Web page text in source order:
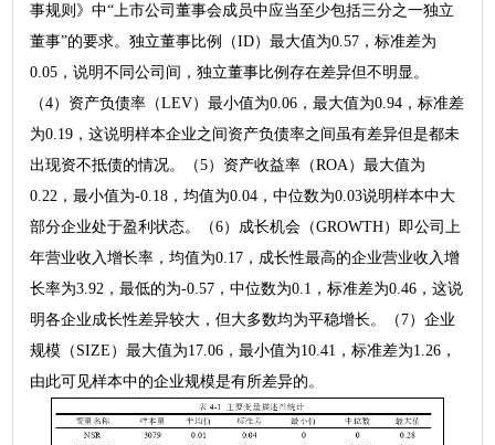
事规则》中“上市公司董事会成员中应当至少包括三分之一独立
董事”的要求。独立董事比例（ID）最大值为0.57，标准差为
0.05，说明不同公司间，独立董事比例存在差异但不明显。
（4）资产负债率（LEV）最小值为0.06，最大值为0.94，标准差
为0.19，这说明样本企业之间资产负债率之间虽有差异但是都未
出现资不抵债的情况。（5）资产收益率（ROA）最大值为
0.22，最小值为-0.18，均值为0.04，中位数为0.03说明样本中大
部分企业处于盈利状态。（6）成长机会（GROWTH）即公司上
年营业收入增长率，均值为0.17，成长性最高的企业营业收入增
长率为3.92，最低的为-0.57，中位数为0.1，标准差为0.46，这说
明各企业成长性差异较大，但大多数均为平稳增长。（7）企业
规模（SIZE）最大值为17.06，最小值为10.41，标准差为1.26，
由此可见样本中的企业规模是有所差异的。